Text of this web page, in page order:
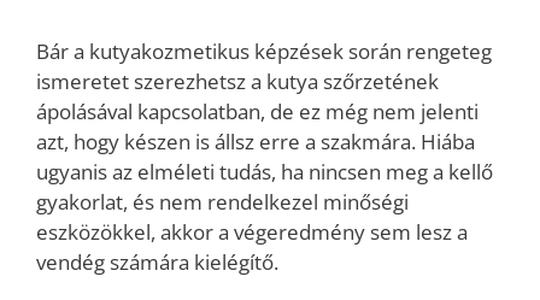
Bár a kutyakozmetikus képzések során rengeteg
ismeretet szerezhetsz a kutya szőrzetének
ápolásával kapcsolatban, de ez még nem jelenti
azt, hogy készen is állsz erre a szakmára. Hiába
ugyanis az elméleti tudás, ha nincsen meg a kellő
gyakorlat, és nem rendelkezel minőségi
eszközökkel, akkor a végeredmény sem lesz a
vendég számára kielégítő.